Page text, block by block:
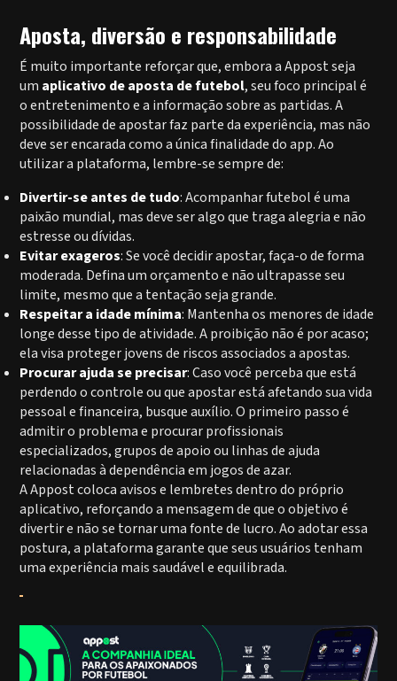
Aposta, diversão e responsabilidade
É muito importante reforçar que, embora a Appost seja
um aplicativo de aposta de futebol, seu foco principal é
o entretenimento e a informação sobre as partidas. A
possibilidade de apostar faz parte da experiência, mas não
deve ser encarada como a única finalidade do app. Ao
utilizar a plataforma, lembre-se sempre de:
Divertir-se antes de tudo: Acompanhar futebol é uma
paixão mundial, mas deve ser algo que traga alegria e não
estresse ou dívidas.
Evitar exageros: Se você decidir apostar, faça-o de forma
moderada. Defina um orçamento e não ultrapasse seu
limite, mesmo que a tentação seja grande.
Respeitar a idade mínima: Mantenha os menores de idade
longe desse tipo de atividade. A proibição não é por acaso;
ela visa proteger jovens de riscos associados a apostas.
Procurar ajuda se precisar: Caso você perceba que está
perdendo o controle ou que apostar está afetando sua vida
pessoal e financeira, busque auxílio. O primeiro passo é
admitir o problema e procurar profissionais
especializados, grupos de apoio ou linhas de ajuda
relacionadas à dependência em jogos de azar.
A Appost coloca avisos e lembretes dentro do próprio
aplicativo, reforçando a mensagem de que o objetivo é
divertir e não se tornar uma fonte de lucro. Ao adotar essa
postura, a plataforma garante que seus usuários tenham
uma experiência mais saudável e equilibrada.